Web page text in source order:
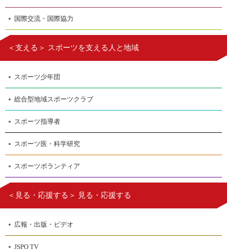
国際交流・国際協力
＜支える＞ スポーツを支える人と地域
スポーツ少年団
総合型地域スポーツクラブ
スポーツ指導者
スポーツ医・科学研究
スポーツボランティア
＜見る・応援する＞ 見る・応援する
広報・出版・ビデオ
JSPO TV